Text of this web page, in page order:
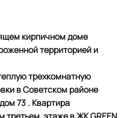
кирпичном доме
территорией и
трехкомнатную
в Советском районе
73 . Квартира